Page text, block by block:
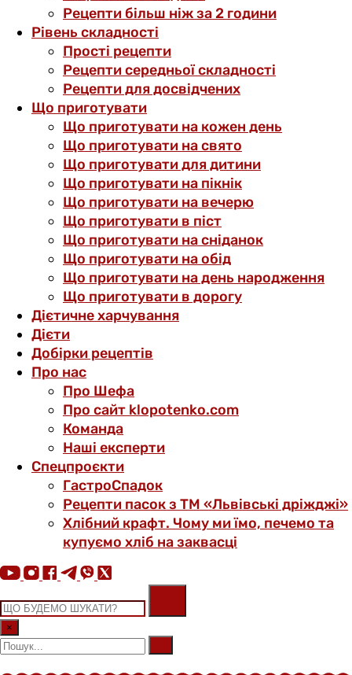
Рецепти більш ніж за 2 години
Рівень складності
Прості рецепти
Рецепти середньої складності
Рецепти для досвідчених
Що приготувати
Що приготувати на кожен день
Що приготувати на свято
Що приготувати для дитини
Що приготувати на пікнік
Що приготувати на вечерю
Що приготувати в піст
Що приготувати на сніданок
Що приготувати на обід
Що приготувати на день народження
Що приготувати в дорогу
Дієтичне харчування
Дієти
Добірки рецептів
Про нас
Про Шефа
Про сайт klopotenko.com
Команда
Наші експерти
Спецпроєкти
ГастроСпадок
Рецепти пасок з ТМ «Львівські дріжджі»
Хлібний крафт. Чому ми їмо, печемо та
купуємо хліб на заквасці
×